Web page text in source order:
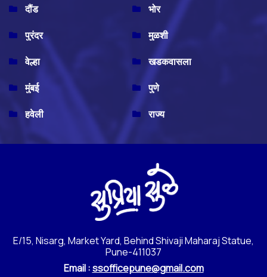
दौंड
भोर
पुरंदर
मुळशी
वेल्हा
खडकवासला
मुंबई
पुणे
हवेली
राज्य
E/15, Nisarg, Market Yard, Behind Shivaji Maharaj Statue,
Pune-411037
Email :ssofficepune@gmail.com